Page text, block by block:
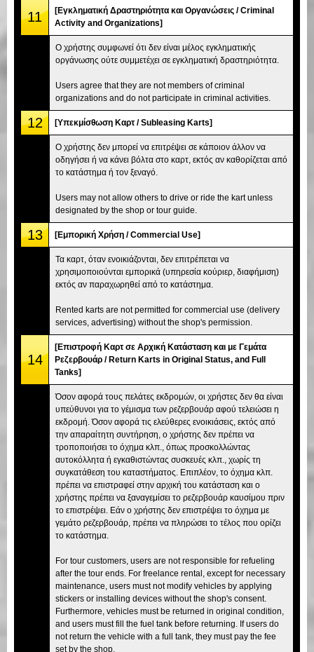
11
[Εγκληματική Δραστηριότητα και Οργανώσεις / Criminal
Activity and Organizations]
Ο χρήστης συμφωνεί ότι δεν είναι μέλος εγκληματικής
οργάνωσης ούτε συμμετέχει σε εγκληματική δραστηριότητα.
Users agree that they are not members of criminal
organizations and do not participate in criminal activities.
12 [Υπεκμίσθωση Καρτ / Subleasing Karts]
Ο χρήστης δεν μπορεί να επιτρέψει σε κάποιον άλλον να
οδηγήσει ή να κάνει βόλτα στο καρτ, εκτός αν καθορίζεται από
το κατάστημα ή τον ξεναγό.
Users may not allow others to drive or ride the kart unless
designated by the shop or tour guide.
13 [Εμπορική Χρήση / Commercial Use]
Τα καρτ, όταν ενοικιάζονται, δεν επιτρέπεται να
χρησιμοποιούνται εμπορικά (υπηρεσία κούριερ, διαφήμιση)
εκτός αν παραχωρηθεί από το κατάστημα.
Rented karts are not permitted for commercial use (delivery
services, advertising) without the shop's permission.
14
[Επιστροφή Καρτ σε Αρχική Κατάσταση και με Γεμάτα
Ρεζερβουάρ / Return Karts in Original Status, and Full
Tanks]
Όσον αφορά τους πελάτες εκδρομών, οι χρήστες δεν θα είναι
υπεύθυνοι για το γέμισμα των ρεζερβουάρ αφού τελειώσει η
εκδρομή. Όσον αφορά τις ελεύθερες ενοικιάσεις, εκτός από
την απαραίτητη συντήρηση, ο χρήστης δεν πρέπει να
τροποποιήσει το όχημα κλπ., όπως προσκολλώντας
αυτοκόλλητα ή εγκαθιστώντας συσκευές κλπ., χωρίς τη
συγκατάθεση του καταστήματος. Επιπλέον, το όχημα κλπ.
πρέπει να επιστραφεί στην αρχική του κατάσταση και ο
χρήστης πρέπει να ξαναγεμίσει το ρεζερβουάρ καυσίμου πριν
το επιστρέψει. Εάν ο χρήστης δεν επιστρέψει το όχημα με
γεμάτο ρεζερβουάρ, πρέπει να πληρώσει το τέλος που ορίζει
το κατάστημα.
For tour customers, users are not responsible for refueling
after the tour ends. For freelance rental, except for necessary
maintenance, users must not modify vehicles by applying
stickers or installing devices without the shop's consent.
Furthermore, vehicles must be returned in original condition,
and users must fill the fuel tank before returning. If users do
not return the vehicle with a full tank, they must pay the fee
set by the shop.